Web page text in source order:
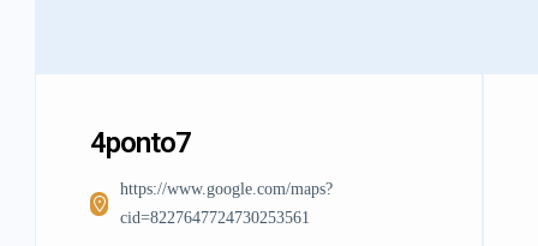
4ponto7
https://www.google.com/maps?
cid=8227647724730253561